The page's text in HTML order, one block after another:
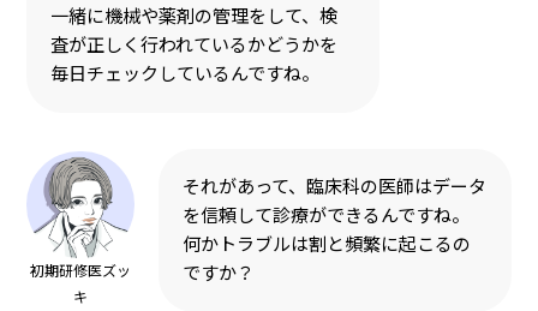
一緒に機械や薬剤の管理をして、検
査が正しく行われているかどうかを
毎日チェックしているんですね。
初期研修医ズッ
キ
それがあって、臨床科の医師はデータ
を信頼して診療ができるんですね。
何かトラブルは割と頻繁に起こるの
ですか？